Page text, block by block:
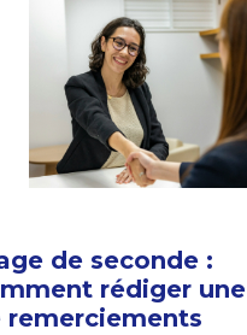
de seconde :
rédiger
remerciements